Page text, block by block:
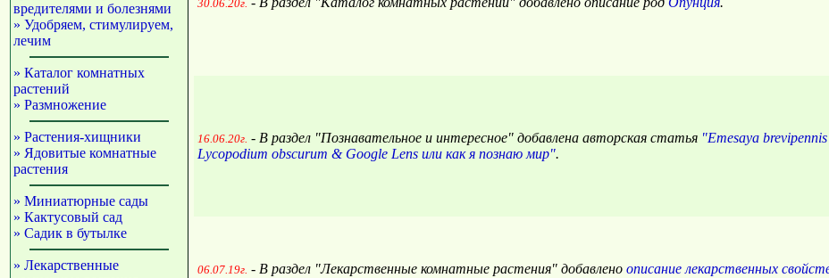
вредителями и болезнями
» Удобряем, стимулируем,
лечим
» Каталог комнатных
растений
» Размножение
» Растения-хищники
» Ядовитые комнатные
растения
» Миниатюрные сады
» Кактусовый сад
» Садик в бутылке
» Лекарственные
30.06.20г.
16.06.20г. - В раздел "Познавательное и интересное" добавлена авторская статья "Emesaya
Lycopodium obscurum & Google Lens или как я познаю мир".
06.07.19г. - В раздел "Лекарственные комнатные растения" добавлено описание лекарственных